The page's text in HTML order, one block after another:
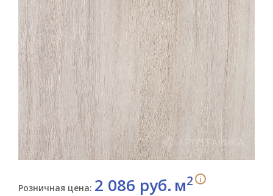
Розничная цена: 2 086 руб. м2 i